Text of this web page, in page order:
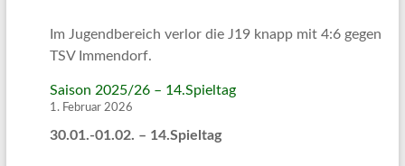
Im Jugendbereich verlor die J19 knapp mit 4:6 gegen
TSV Immendorf.
Saison 2025/26 – 14.Spieltag
1. Februar 2026
30.01.-01.02. – 14.Spieltag